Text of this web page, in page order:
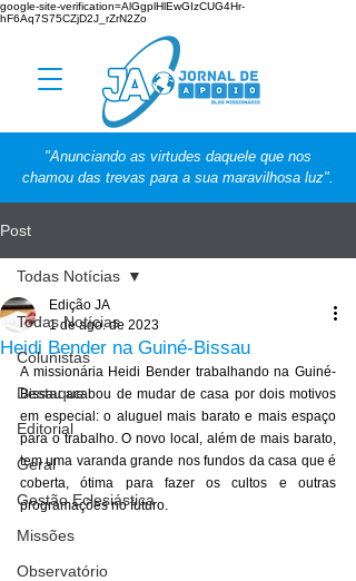
google-site-verification=AlGgplHlEwGIzCUG4Hr-
hF6Aq7S75CZjD2J_rZrN2Zo
"Anunciando as virtudes daquele que nos
chamou das trevas para a sua maravilhosa luz".
Post
Todas Notícias
Colunistas
Destaque
Editorial
Geral
Gestão Eclesiástica
Missões
Observatório
Todas Notícias
Heidi Bender na Guiné-Bissau
Edição JA
1 de ago. de 2023
A missionária Heidi Bender trabalhando na Guiné-
Bissau acabou de mudar de casa por dois motivos
em especial: o aluguel mais barato e mais espaço
para o trabalho. O novo local, além de mais barato,
tem uma varanda grande nos fundos da casa que é
coberta, ótima para fazer os cultos e outras
programações no futuro.